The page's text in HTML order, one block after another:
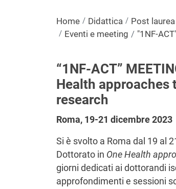
Home Didattica Post laurea
Eventi e meeting
"1NF-
“1NF-ACT”
Health approaches
research
Roma, 19-21 dicembre 2023
Si è svolto a Roma dal 19 al
Dottorato in One Health
giorni dedicati ai dottorandi
approfondimenti e sessioni